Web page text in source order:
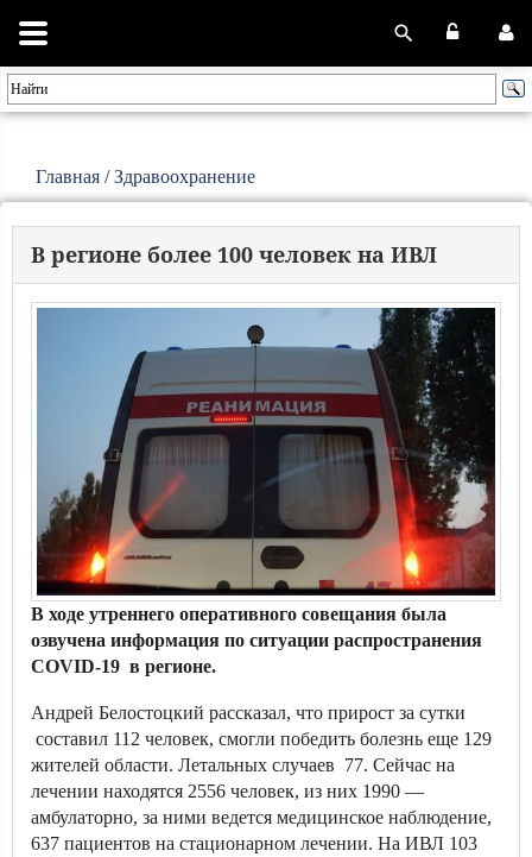
Главная /Здравоохранение
В регионе более 100 человек на ИВЛ
В ходе утреннего оперативного совещания была
озвучена информация по ситуации распространения
COVID-19 в регионе.
Андрей Белостоцкий рассказал, что прирост за сутки
составил 112 человек, смогли победить болезнь еще 129
жителей области. Летальных случаев 77. Сейчас на
лечении находятся 2556 человек, из них 1990 —
амбулаторно, за ними ведется медицинское наблюдение,
637 пациентов на стационарном лечении. На ИВЛ 103